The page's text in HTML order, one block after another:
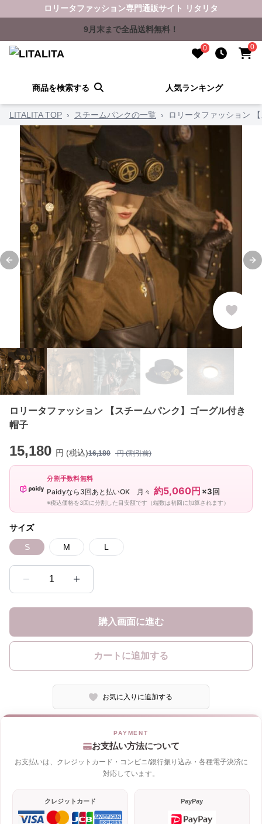
ロリータファッション専門通販サイト リタリタ
9月末まで全品送料無料！
0 0
商品を検索する 人気ランキング
LITALITA TOP › スチームパンクの一覧 › ロリータファッション
Previous slide
ロリータファッション 【スチームパンク】ゴーグル付き
帽子
15,180 円 (税込)16,180 円 (割引前)
分割手数料無料
Paidyなら3回あと払いOK 月々 約5,060円 ×3回
※税込価格を3回に分割した目安額です（端数は初回に加算されます）
サイズ
S M L
1
購入画面に進む
カートに追加する
お気に入りに追加する
お支払い方法について
お支払いは、クレジットカード・コンビニ/銀行振り込み・各種電子決済に
対応しています。
クレジットカード PayPay